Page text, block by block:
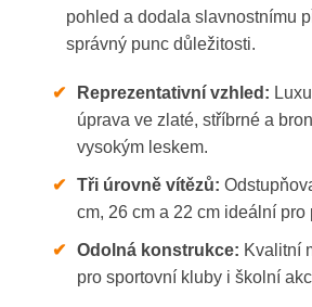
pohled a dodala slavnostnímu
správný punc důležitosti.
✔ Reprezentativní vzhled:
úprava ve zlaté, stříbrné a
vysokým leskem.
✔ Tři úrovně vítězů:
cm, 26 cm a 22 cm ideální pro
✔ Odolná konstrukce: Kvalitní
pro sportovní kluby i školní